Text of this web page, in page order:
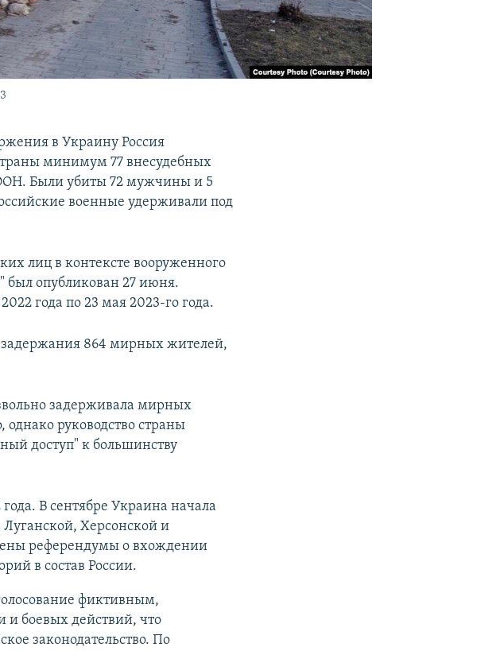
в Украину Россия
минимум 77 внесудебных
Были убиты 72 мужчины и 5
военные удерживали под
лиц в контексте вооруженного
был опубликован 27 июня.
года по 23 мая 2023-го года.
задержания 864 мирных жителей,
задерживала мирных
руководство страны
доступ" к большинству
В сентябре Украина начала
Луганской, Херсонской и
референдумы о вхождении
в состав России.
фиктивным,
и боевых действий, что
законодательство. По